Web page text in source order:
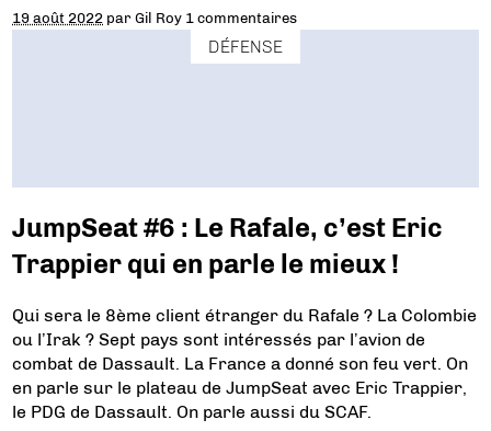
19 août 2022 parGil Roy 1 commentaires
DÉFENSE
JumpSeat #6 : Le Rafale, c’est Eric
Trappier qui en parle le mieux !
Qui sera le 8ème client étranger du Rafale ? La Colombie
ou l’Irak ? Sept pays sont intéressés par l’avion de
combat de Dassault. La France a donné son feu vert. On
en parle sur le plateau de JumpSeat avec Eric Trappier,
le PDG de Dassault. On parle aussi du SCAF.